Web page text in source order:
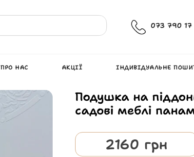
073 790 17
ПРО НАС АКЦІЇ ІНДИВІДУАЛЬНЕ
Подушка на
садові меблі
2160 грн